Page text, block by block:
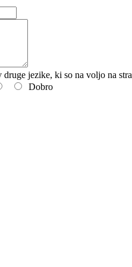
jezike, ki so na voljo na
Dobro